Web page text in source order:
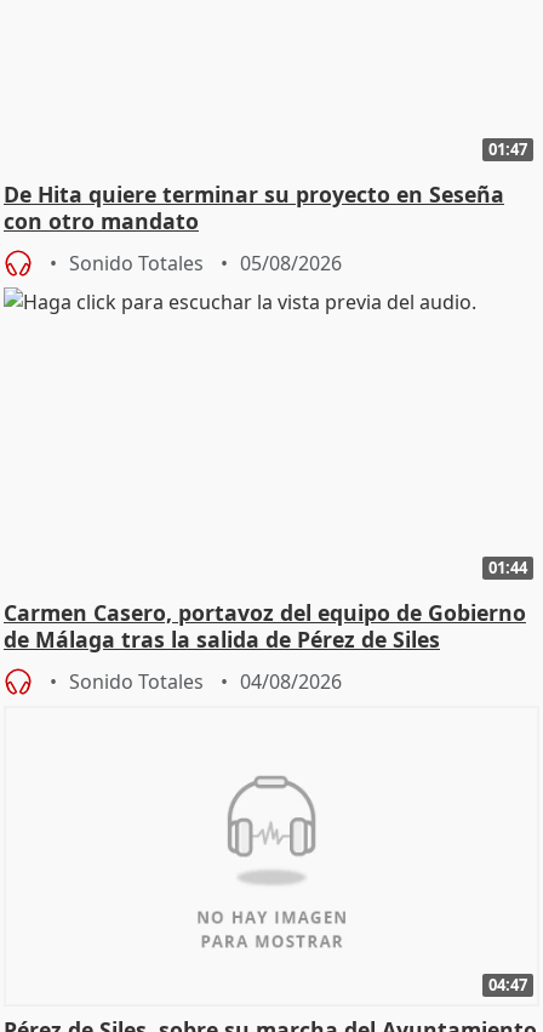
01:47
De Hita quiere terminar su proyecto en Seseña
con otro mandato
Sonido Totales 05/08/2026
01:44
Carmen Casero, portavoz del equipo de Gobierno
de Málaga tras la salida de Pérez de Siles
Sonido Totales 04/08/2026
04:47